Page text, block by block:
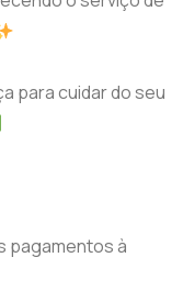
para cuidar do seu
pagamentos à